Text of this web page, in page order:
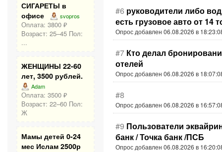
СИГАРЕТЫ в
офисе
svopros
Оплата: 3800 ₽
Возраст: 25–45 Пол:
...
ЖЕНЩИНЫ 22-60
лет, 3500 рублей.
Adam
Оплата: 3500 ₽
Возраст: 22–60 Пол:
Ж
Мамы детей 0-24
мес Ислам 2500р
#6 руководители либо
есть грузовое авто от 14
Опрос добавлен 06.08.2026 в
#7 Кто делал
отелей
Опрос добавлен 06.08.2026 в
#8
Опрос добавлен 06.08.2026 в
#9 Пользователи
банк / Точка банк /ПСБ
Опрос добавлен 06.08.2026 в